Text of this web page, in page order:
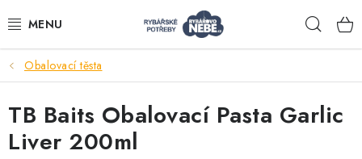
na
Akce
Navijáky
Obalovací těsta
TB Baits Obalovací Pasta Garlic
Liver 200ml